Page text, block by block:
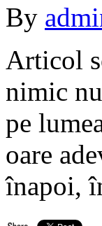
By
Articol
nimic
pe
oare
înapoi,